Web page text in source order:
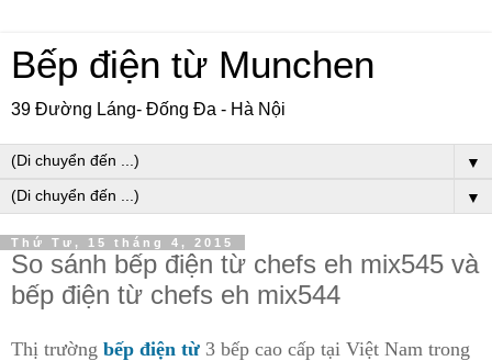
Bếp điện từ Munchen
39 Đường Láng- Đống Đa - Hà Nội
▼
▼
Thứ Tư, 15 tháng 4, 2015
So sánh bếp điện từ chefs eh mix545 và
bếp điện từ chefs eh mix544
Thị trường bếp điện từ 3 bếp cao cấp tại Việt Nam trong